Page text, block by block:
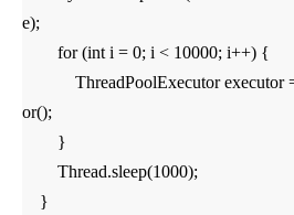
e);
for (int i = 0; i < 10000; i++) {
ThreadPoolExecutor executor =
or();
}
Thread.sleep(1000);
}